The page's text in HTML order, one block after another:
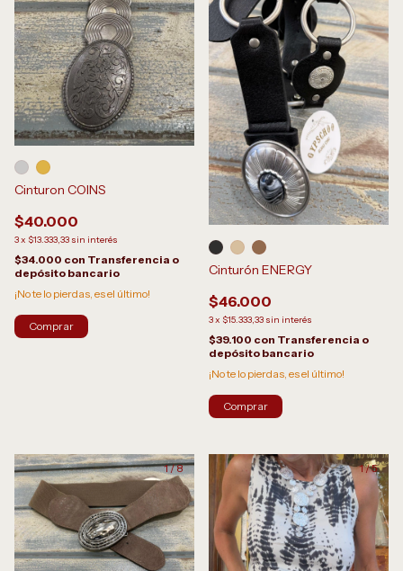
Cinturon COINS
$40.000
3x $13.333,33 sin interés
$34.000 con Transferencia o
depósito bancario
¡No te lo pierdas, es el último!
Comprar
Cinturón ENERGY
$46.000
3x $15.333,33 sin interés
$39.100 con Transferencia o
depósito bancario
¡No te lo pierdas, es el último!
Comprar
1/8 1/5